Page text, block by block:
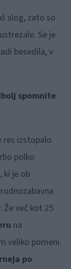
slog, zato so
Se je
besedila, v
spomnite
res izstopalo.
polko
ki je ob
Že več kot 25
na
veliko pomeni.
po